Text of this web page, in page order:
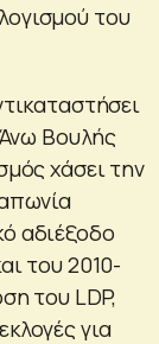
του
Βουλής
χάσει την
αδιέξοδο
του 2010-
του LDP,
για